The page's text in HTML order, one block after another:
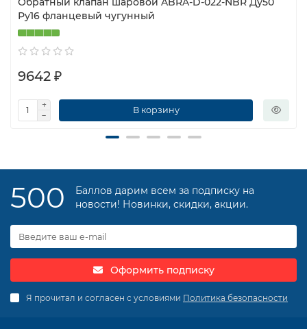
Ру16 фланцевый чугунный
9642 ₽
В корзину
500
Баллов дарим всем за подписку на
новости! Новинки, скидки, акции.
Оформить подписку
Я прочитал и согласен с условиями Политика безопасности